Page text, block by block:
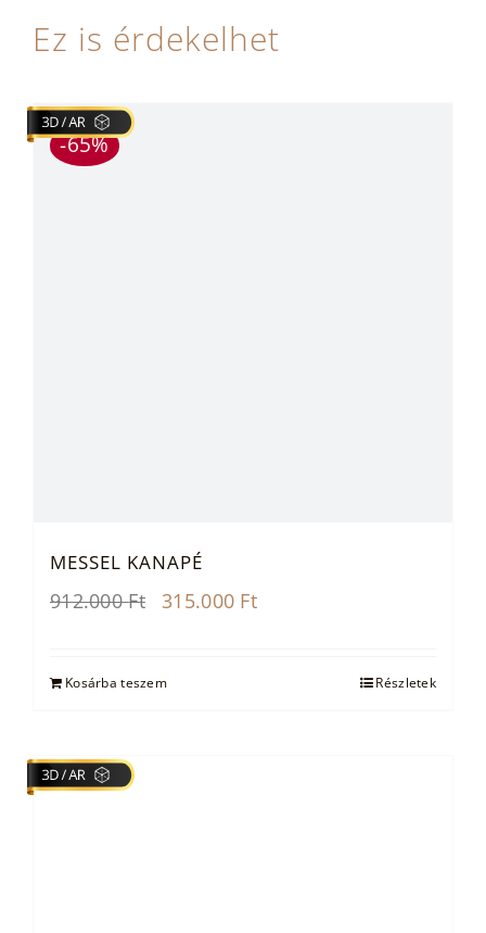
Ez is érdekelhet
-65%
MESSEL KANAPÉ
912.000Ft
Original
912.000 Ft.
315.000 Ft
315.000 Ft.
Kosárba teszem Részletek